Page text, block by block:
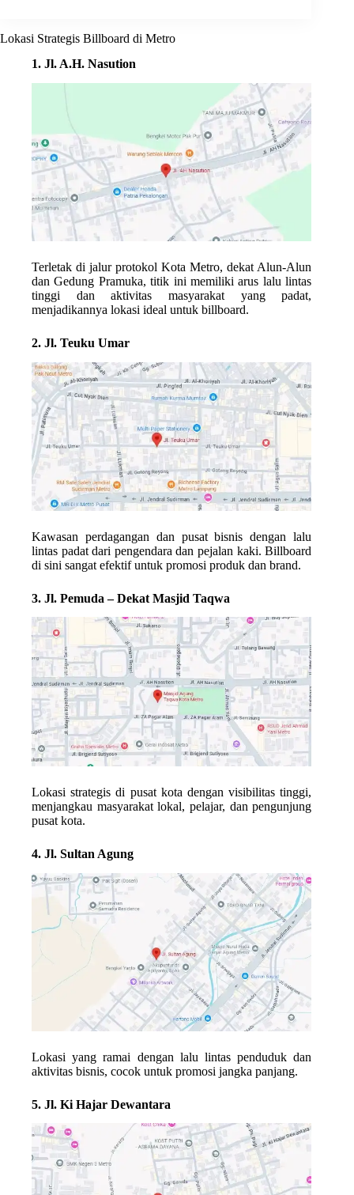
Lokasi Strategis Billboard di Metro
1. Jl. A.H. Nasution
Terletak di jalur protokol Kota Metro, dekat Alun‑Alun
dan Gedung Pramuka, titik ini memiliki arus lalu lintas
tinggi dan aktivitas masyarakat yang padat,
menjadikannya lokasi ideal untuk billboard.
2. Jl. Teuku Umar
Kawasan perdagangan dan pusat bisnis dengan lalu
lintas padat dari pengendara dan pejalan kaki. Billboard
di sini sangat efektif untuk promosi produk dan brand.
3. Jl. Pemuda – Dekat Masjid Taqwa
Lokasi strategis di pusat kota dengan visibilitas tinggi,
menjangkau masyarakat lokal, pelajar, dan pengunjung
pusat kota.
4. Jl. Sultan Agung
Lokasi yang ramai dengan lalu lintas penduduk dan
aktivitas bisnis, cocok untuk promosi jangka panjang.
5. Jl. Ki Hajar Dewantara